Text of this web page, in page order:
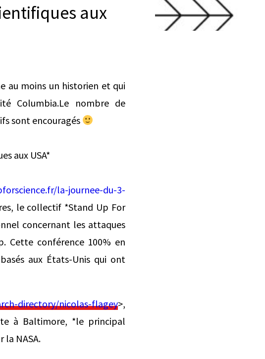
aux
au moins un historien et qui
Columbia.Le nombre de
sont encouragés
aux USA*
la-journee-du-3-
le collectif *Stand Up For
concernant les attaques
Cette conférence 100% en
aux États-Unis qui ont
directory/nicolas-flagey>,
à Baltimore, *le principal
la NASA.